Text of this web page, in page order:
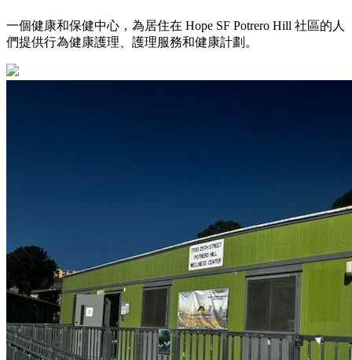
一個健康和保健中心，為居住在 Hope SF Potrero Hill 社區的人
們提供行為健康護理、護理服務和健康計劃。